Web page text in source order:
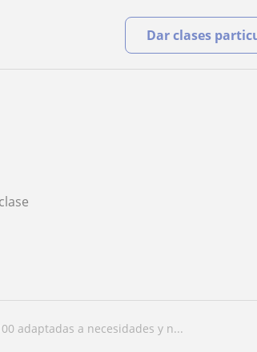
Dar clases
adaptadas a necesidades y n...